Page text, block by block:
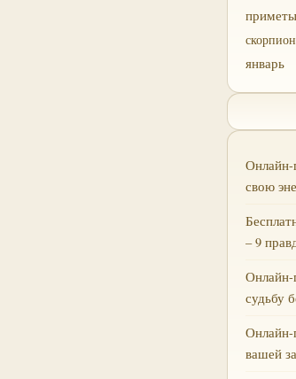
приметы
скорпион
январь
Онлайн-
свою
– 9
Онлайн-
судьбу
Онлайн-
вашей